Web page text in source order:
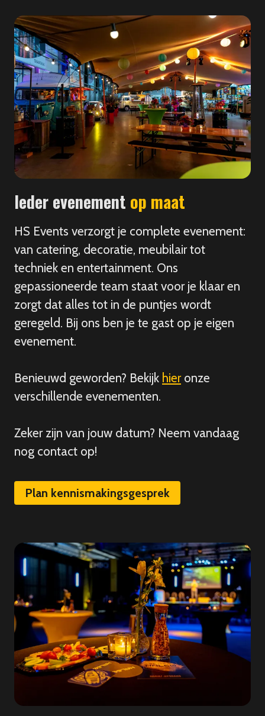
Ieder evenement op maat
HS Events verzorgt je complete evenement:
van catering, decoratie, meubilair tot
techniek en entertainment. Ons
gepassioneerde team staat voor je klaar en
zorgt dat alles tot in de puntjes wordt
geregeld. Bij ons ben je te gast op je eigen
evenement.
Benieuwd geworden? Bekijk hieronze
verschillende evenementen.
Zeker zijn van jouw datum? Neem vandaag
nog contact op!
Plan kennismakingsgesprek